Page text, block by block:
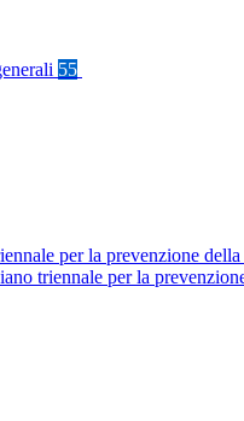
55
per la prevenzione
triennale per la